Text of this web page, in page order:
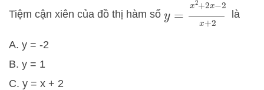
Tiệm cận xiên của đồ thị hàm số 2+2x−2 x+
là
A. y = -2
B. y = 1
C. y = x + 2